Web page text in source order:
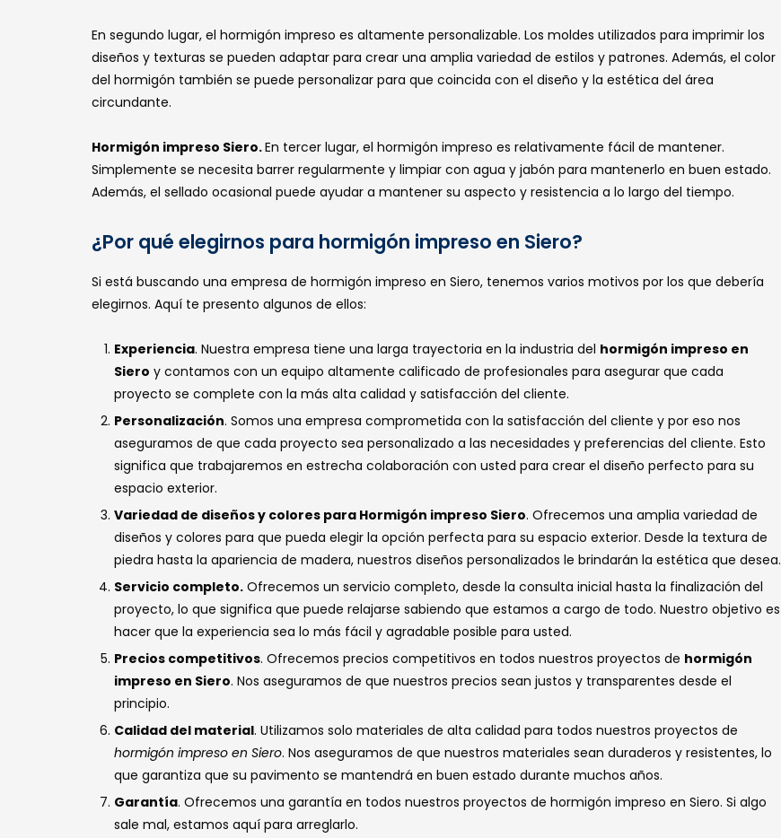
En segundo lugar, el hormigón impreso es altamente personalizable. Los moldes utilizados para imprimir los
diseños y texturas se pueden adaptar para crear una amplia variedad de estilos y patrones. Además, el color
del hormigón también se puede personalizar para que coincida con el diseño y la estética del área
circundante.
Hormigón impreso Siero.En tercer lugar, el hormigón impreso es relativamente fácil de mantener.
Simplemente se necesita barrer regularmente y limpiar con agua y jabón para mantenerlo en buen estado.
Además, el sellado ocasional puede ayudar a mantener su aspecto y resistencia a lo largo del tiempo.
¿Por qué elegirnos para hormigón impreso en Siero?
Si está buscando una empresa de hormigón impreso en Siero, tenemos varios motivos por los que debería
elegirnos. Aquí te presento algunos de ellos:
Experiencia. Nuestra empresa tiene una larga trayectoria en la industria del hormigón impreso en
Siero y contamos con un equipo altamente calificado de profesionales para asegurar que cada
proyecto se complete con la más alta calidad y satisfacción del cliente.
Personalización. Somos una empresa comprometida con la satisfacción del cliente y por eso nos
aseguramos de que cada proyecto sea personalizado a las necesidades y preferencias del cliente. Esto
significa que trabajaremos en estrecha colaboración con usted para crear el diseño perfecto para su
espacio exterior.
Variedad de diseños y colores para Hormigón impreso Siero. Ofrecemos una amplia variedad de
diseños y colores para que pueda elegir la opción perfecta para su espacio exterior. Desde la textura de
piedra hasta la apariencia de madera, nuestros diseños personalizados le brindarán la estética que desea.
Servicio completo. Ofrecemos un servicio completo, desde la consulta inicial hasta la finalización del
proyecto, lo que significa que puede relajarse sabiendo que estamos a cargo de todo. Nuestro objetivo es
hacer que la experiencia sea lo más fácil y agradable posible para usted.
Precios competitivos. Ofrecemos precios competitivos en todos nuestros proyectos de hormigón
impreso en Siero. Nos aseguramos de que nuestros precios sean justos y transparentes desde el
principio.
Calidad del material. Utilizamos solo materiales de alta calidad para todos nuestros proyectos de
hormigón impreso en Siero. Nos aseguramos de que nuestros materiales sean duraderos y resistentes, lo
que garantiza que su pavimento se mantendrá en buen estado durante muchos años.
Garantía. Ofrecemos una garantía en todos nuestros proyectos de hormigón impreso en Siero. Si algo
sale mal, estamos aquí para arreglarlo.